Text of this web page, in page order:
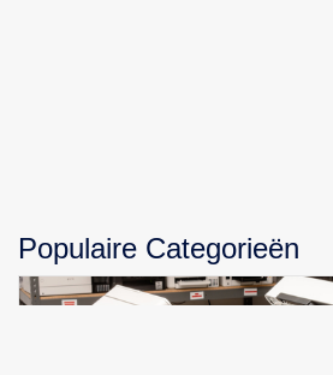
Populaire Categorieën